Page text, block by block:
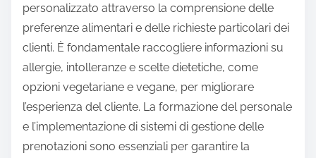
personalizzato attraverso la comprensione delle
preferenze alimentari e delle richieste particolari dei
clienti. È fondamentale raccogliere informazioni su
allergie, intolleranze e scelte dietetiche, come
opzioni vegetariane e vegane, per migliorare
l’esperienza del cliente. La formazione del personale
e l’implementazione di sistemi di gestione delle
prenotazioni sono essenziali per garantire la